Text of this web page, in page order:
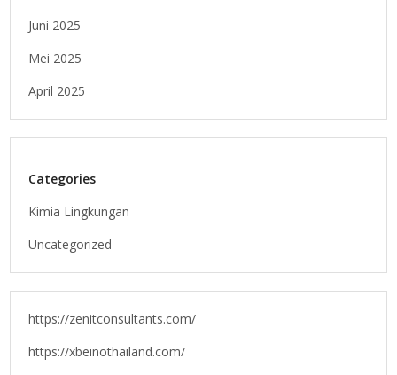
Juni 2025
Mei 2025
April 2025
Categories
Kimia Lingkungan
Uncategorized
https://zenitconsultants.com/
https://xbeinothailand.com/